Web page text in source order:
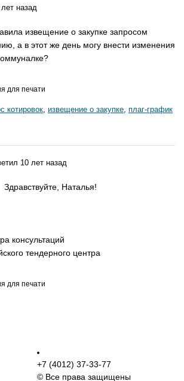
назад
извещение о закупке запросом
а в этот же день могу внести изменения
для печати
котировок, извещение о закупке, плаг-график
10 лет назад
Здравствуйте, Наталья!
консультаций
тендерного центра
для печати
+7 (4012) 37-33-77
© Все права защищены